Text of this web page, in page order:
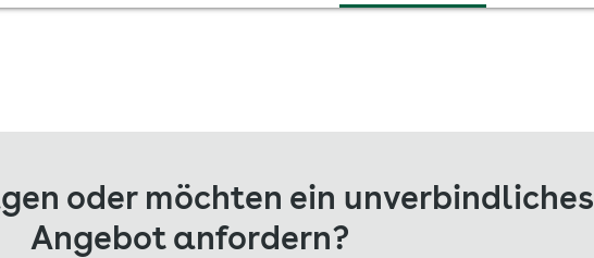
oder möchten ein unverbindliches
Angebot anfordern?